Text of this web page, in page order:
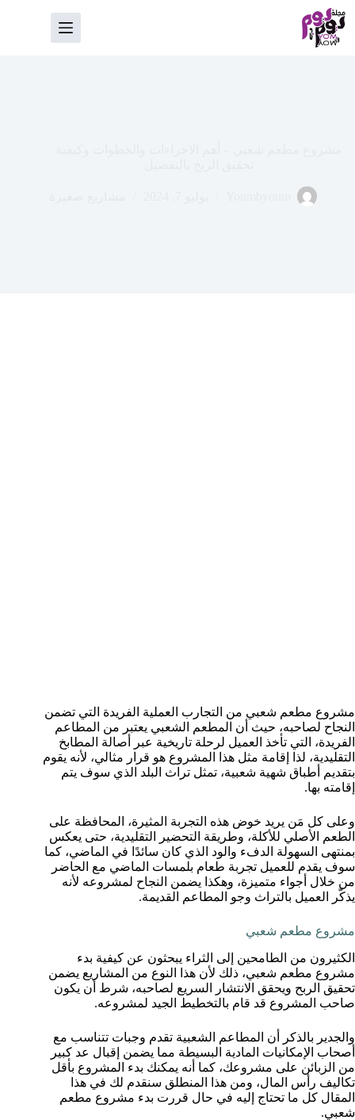
التجاوز
إلى
المحتوى
مشروع مطعم شعبي من التجارب العملية الفريدة التي تضمن
النجاح لصاحبه، حيث أن المطعم الشعبي يعتبر من المطاعم
الفريدة، التي تأخذ العميل لرحلة تاريخية عبر أصالة المطابخ
التقليدية، لذا إقامة مثل هذا المشروع هو قرار مثالي، لأنه يقوم
بتقديم أطباق شهية شعبية، تمثل تراث البلد الذي سوف يتم
إقامته بها.
وعلى كل مَن يريد خوض هذه التجربة المثيرة، المحافظة على
الطعم الأصلي للأكلة، وطريقة التحضير التقليدية، حتى يعكس
بمنتهى السهولة الدفء والود الذي كان سائدًا في الماضي، كما
سوف يقدم للعميل تجربة طعام بلمسات الماضي مع الحاضر
من خلال أجواء متميزة، وهكذا يضمن النجاح لمشروعه لأنه
يذكّر العميل بالتراث وجو المطاعم القديمة.
مشروع مطعم شعبي
الكثيرون من الطامحين إلى الثراء يبحثون عن كيفية بدء
مشروع مطعم شعبي، ذلك لأن هذا النوع من المشاريع يضمن
تحقيق الربح ويحقق الانتشار السريع لصاحبه، شرط أن يكون
صاحب المشروع قد قام بالتخطيط الجيد لمشروعه.
والجدير بالذكر أن المطاعم الشعبية تقدم وجبات تتناسب مع
أصحاب الإمكانيات المادية البسيطة مما يضمن إقبال عد كبير
من الزبائن على مشروعك، كما أنه يمكنك بدء المشروع بأقل
تكاليف رأس المال، ومن هذا المنطلق سنقدم لك في هذا
المقال كل ما تحتاج إليه في حال قررت بدء مشروع مطعم
شعبي.